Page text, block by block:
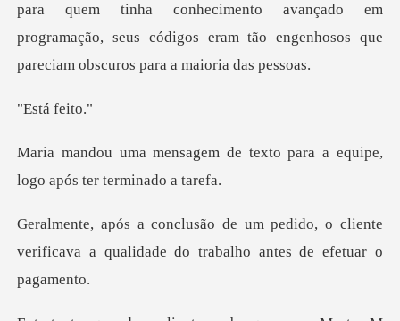
para quem tinha conhecimento avançado em
programação, seus
á fe
texto para a equipe,
logo a
do, o cliente
verificava a qualidade do